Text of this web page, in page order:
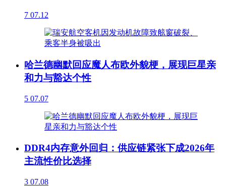
7 07.12
哈兰德幽默回应魔人布欧外貌梗，展现巨星亲
和力与豁达个性
5 07.07
DDR4内存意外回归：供应链紧张下成2026年
主流性价比选择
3 07.08